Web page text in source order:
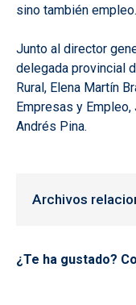
sino también empleo.
Junto al director
delegada provincial
Rural, Elena Martín
Empresas y
Andrés Pina.
Archivos
¿Te ha gustado?